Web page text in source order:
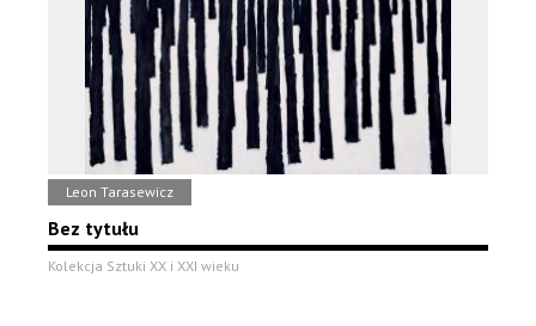
Leon Tarasewicz
Bez tytułu
Kolekcja Sztuki XX i XXI wieku